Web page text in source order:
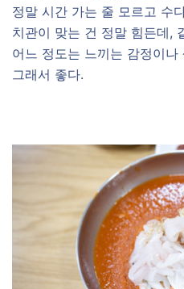
정말 시간 가는 줄 모르고 수
치관이 맞는 건 정말 힘든데,
어느 정도는 느끼는 감정이
그래서 좋다.